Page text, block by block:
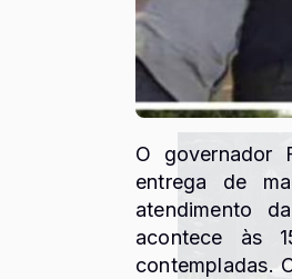
O governador
entrega de
atendimento
acontece às
contempladas.